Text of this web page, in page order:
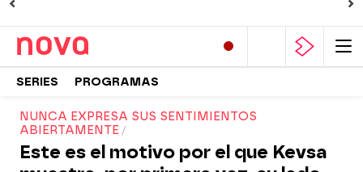
SERIES PROGRAMAS
NUNCA EXPRESA SUS SENTIMIENTOS
ABIERTAMENTE
Este es el motivo por el que Kevsa